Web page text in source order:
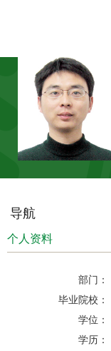
导航
个人资料
部门：
毕业院校：
学位：
学历：